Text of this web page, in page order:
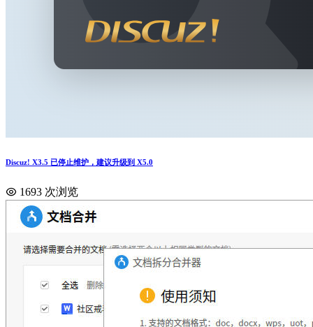
Discuz! X3.5 已停止维护，建议升级到 X5.0
1693 次浏览